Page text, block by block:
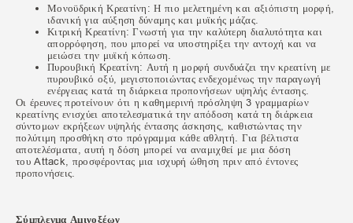
Μονοϋδρική Κρεατίνη: Η πιο μελετημένη και αξιόπιστη μορφή,
ιδανική για αύξηση δύναμης και μυϊκής μάζας.
Κιτρική Κρεατίνη: Γνωστή για την καλύτερη διαλυτότητα και
απορρόφηση, που μπορεί να υποστηρίξει την αντοχή και να
μειώσει την μυϊκή κόπωση.
Πυρουβική Κρεατίνη: Αυτή η μορφή συνδυάζει την κρεατίνη με
πυρουβικό οξύ, μεγιστοποιώντας ενδεχομένως την παραγωγή
ενέργειας κατά τη διάρκεια προπονήσεων υψηλής έντασης.
Οι έρευνες προτείνουν ότι η καθημερινή πρόσληψη 3 γραμμαρίων
κρεατίνης ενισχύει αποτελεσματικά την απόδοση κατά τη διάρκεια
σύντομων εκρήξεων υψηλής έντασης άσκησης, καθιστώντας την
πολύτιμη προσθήκη στο πρόγραμμα κάθε αθλητή. Για βέλτιστα
αποτελέσματα, αυτή η δόση μπορεί να αναμιχθεί με μια δόση
του Attack, προσφέροντας μια ισχυρή ώθηση πριν από έντονες
προπονήσεις.
Σύμπλεγμα Αμινοξέων